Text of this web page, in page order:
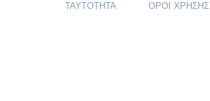
ΤΑΥΤΟΤΗΤΑ ΟΡΟΙ ΧΡΗΣΗΣ